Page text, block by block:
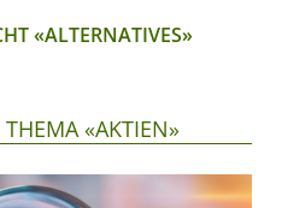
«ALTERNATIVES»
«AKTIEN»